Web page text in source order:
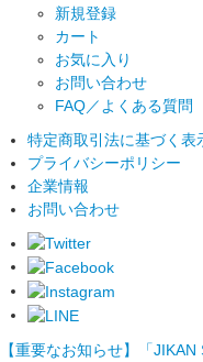
新規登録
カート
お気に入り
お問い合わせ
FAQ／よくある質問
特定商取引法に基づく表
プライバシーポリシー
企業情報
お問い合わせ
【重要なお知らせ】「